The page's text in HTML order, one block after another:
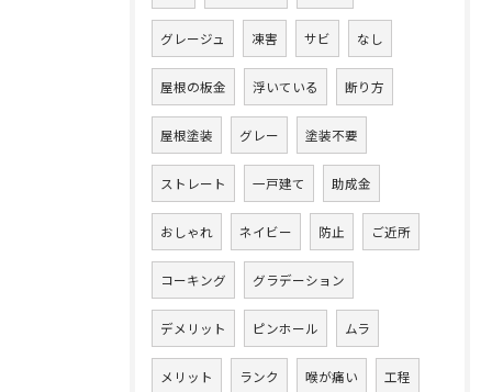
グレージュ 凍害 サビ なし
屋根の板金 浮いている 断り方
屋根塗装 グレー 塗装不要
ストレート 一戸建て 助成金
おしゃれ ネイビー 防止 ご近所
コーキング グラデーション
デメリット ピンホール ムラ
メリット ランク 喉が痛い 工程